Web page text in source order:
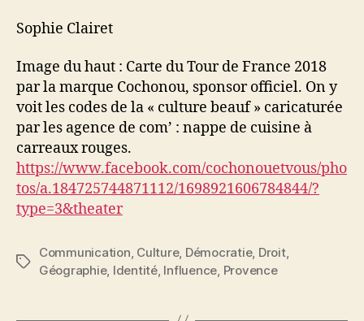
Sophie Clairet
Image du haut : Carte du Tour de France 2018
par la marque Cochonou, sponsor officiel. On y
voit les codes de la « culture beauf » caricaturée
par les agence de com’ : nappe de cuisine à
carreaux rouges.
https://www.facebook.com/cochonouetvous/pho
tos/a.184725744871112/1698921606784844/?
type=3&theater
Étiquettes
Communication, Culture, Démocratie, Droit,
Géographie, Identité, Influence, Provence